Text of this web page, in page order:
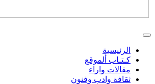
الرئيسية
كـتـاب ألموقع
مقالات واراء
ثقافة وادب وفنون